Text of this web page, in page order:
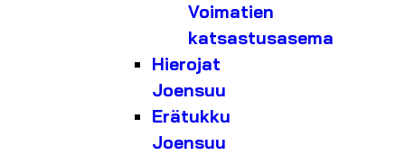
Voimatien
katsastusasema
Hierojat
Joensuu
Erätukku
Joensuu